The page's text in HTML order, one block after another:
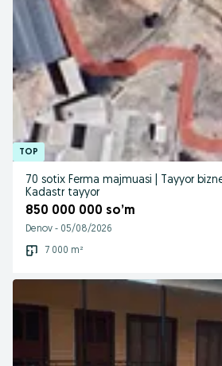
70 sotix Ferma majmuasi | Tayyor
Kadastr tayyor
850 000 000 so’m
Denov - 05/08/2026
7 000 m²